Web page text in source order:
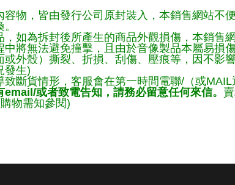
容物，皆由發行公司原封裝入，本銷售網站不
如為拆封後所產生的商品外觀損傷，本銷售
中將無法避免撞擊，且由於音像製品本屬易損
外殼）撕裂、折損、刮傷、壓痕等，因不影
發生)
斷貨情形，客服會在第一時間電聯/（或MAIL
或者致電告知，請務必留意任何來信。
物需知參閱)